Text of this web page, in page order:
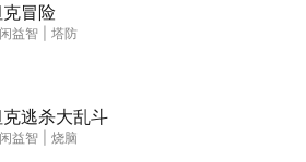
冒险
益智 塔防
逃杀大乱斗
益智 烧脑